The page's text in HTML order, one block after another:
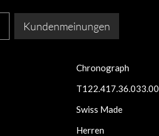
Kundenmeinungen
Chronograph
T122.417.36.033.00
Swiss Made
Herren